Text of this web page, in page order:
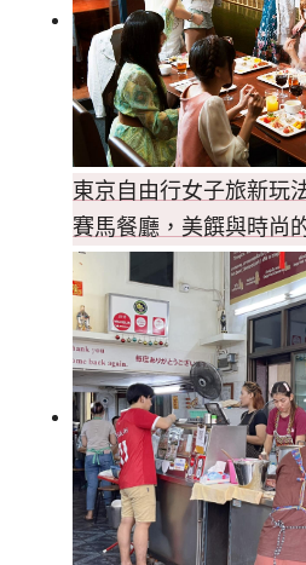
東京自由行女子旅新玩
賽馬餐廳，美饌與時尚